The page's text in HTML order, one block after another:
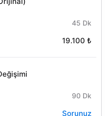
45 Dk
19.100 ₺
90 Dk
Sorunuz